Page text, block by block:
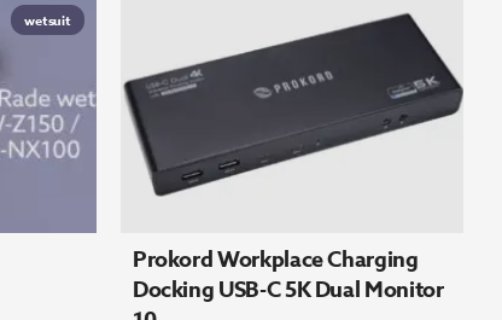
wetsuit
Prokord Workplace Charging
Docking USB-C 5K Dual Monitor